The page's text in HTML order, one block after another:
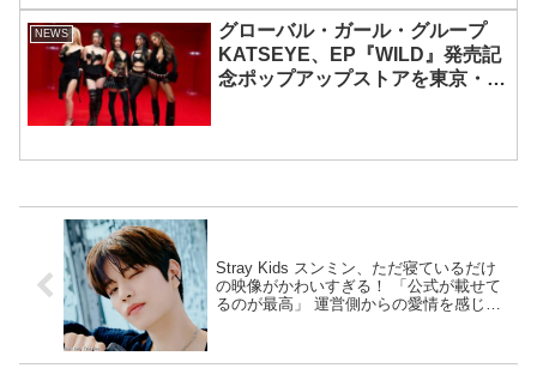
NEWS
グローバル・ガール・グループ
KATSEYE、EP『WILD』発売記
念ポップアップストアを東京・原
Stray Kids スンミン、ただ寝ているだけ
の映像がかわいすぎる！ 「公式が載せて
るのが最高」 運営側からの愛情を感じる